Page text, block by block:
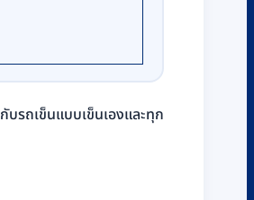
บรถเข็นแบบเข็นเองและทุก